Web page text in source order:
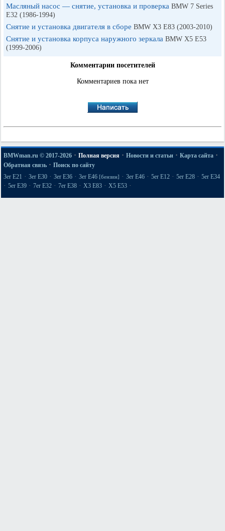
Масляный насос — снятие, установка и проверка BMW 7 Series
E32 (1986-1994)
Снятие и установка двигателя в сборе BMW X3 E83 (2003-2010)
Снятие и установка корпуса наружного зеркала BMW X5 E53
(1999-2006)
Комментарии посетителей
Комментариев пока нет
BMWman.ru © 2017-2026 · Полная версия · Новости и статьи · Карта сайта ·
Обратная связь · Поиск по сайту
3er E21 · 3er E30 · 3er E36 · 3er E46 [бензин] · 3er E46 · 5er E12 · 5er E28 · 5er E34
· 5er E39 · 7er E32 · 7er E38 · X3 E83 · X5 E53 ·